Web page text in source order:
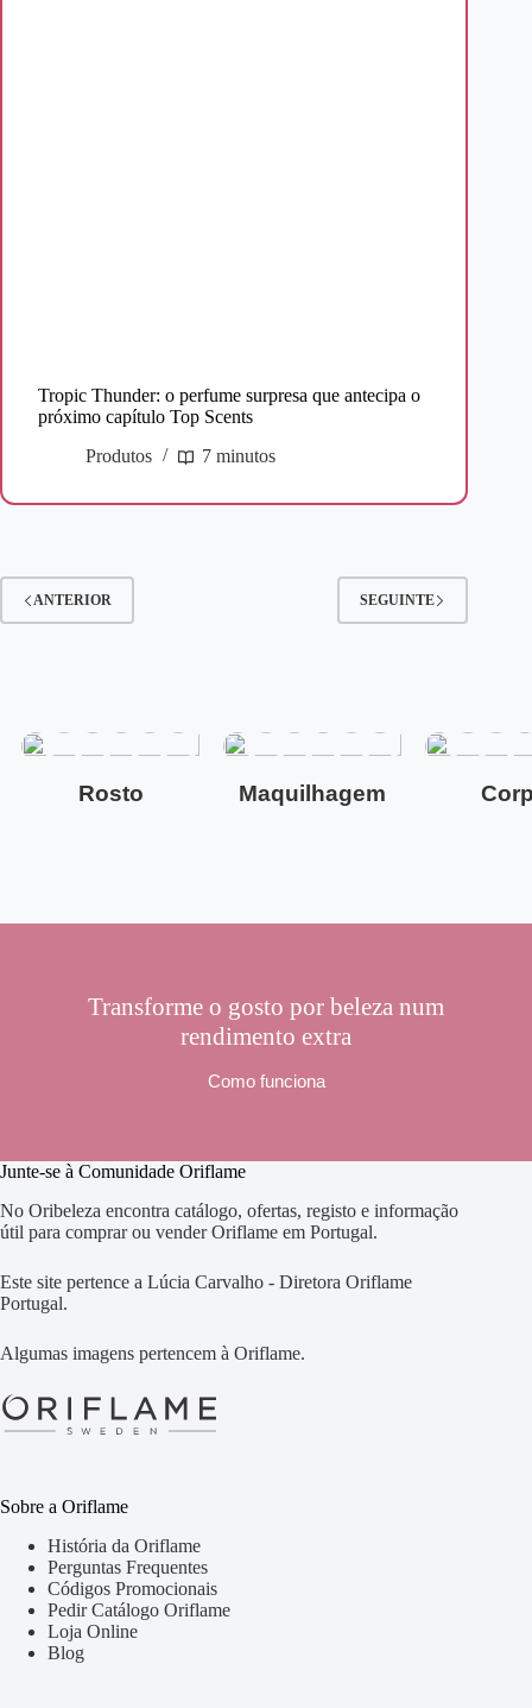
Tropic Thunder: o perfume surpresa que antecipa o
próximo capítulo Top Scents
Produtos
7 minutos
ANTERIOR SEGUINTE
Rosto Maquilhagem
Transforme o gosto por beleza num
rendimento extra
Como funciona
Junte-se à Comunidade Oriflame
No Oribeleza encontra catálogo, ofertas, registo e informação
útil para comprar ou vender Oriflame em Portugal.
Este site pertence a Lúcia Carvalho - Diretora Oriflame
Portugal.
Algumas imagens pertencem à Oriflame.
Sobre a Oriflame
História da Oriflame
Perguntas Frequentes
Códigos Promocionais
Pedir Catálogo Oriflame
Loja Online
Blog